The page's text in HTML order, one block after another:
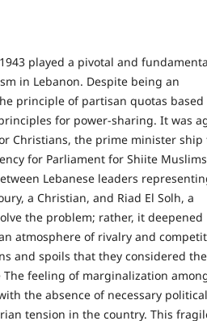
played a pivotal and
in Lebanon. Despite being an
principle of partisan quotas based
for power-sharing. It was
Christians, the prime minister ship
for Parliament for Shiite
Lebanese leaders
a Christian, and Riad El Solh, a
the problem; rather, it deepened
atmosphere of rivalry and
and spoils that they considered
feeling of marginalization
the absence of necessary
tension in the country. This